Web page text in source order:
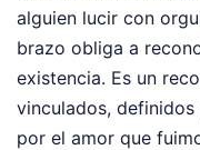
alguien lucir con
brazo obliga a
existencia. Es un
vinculados,
por el amor que